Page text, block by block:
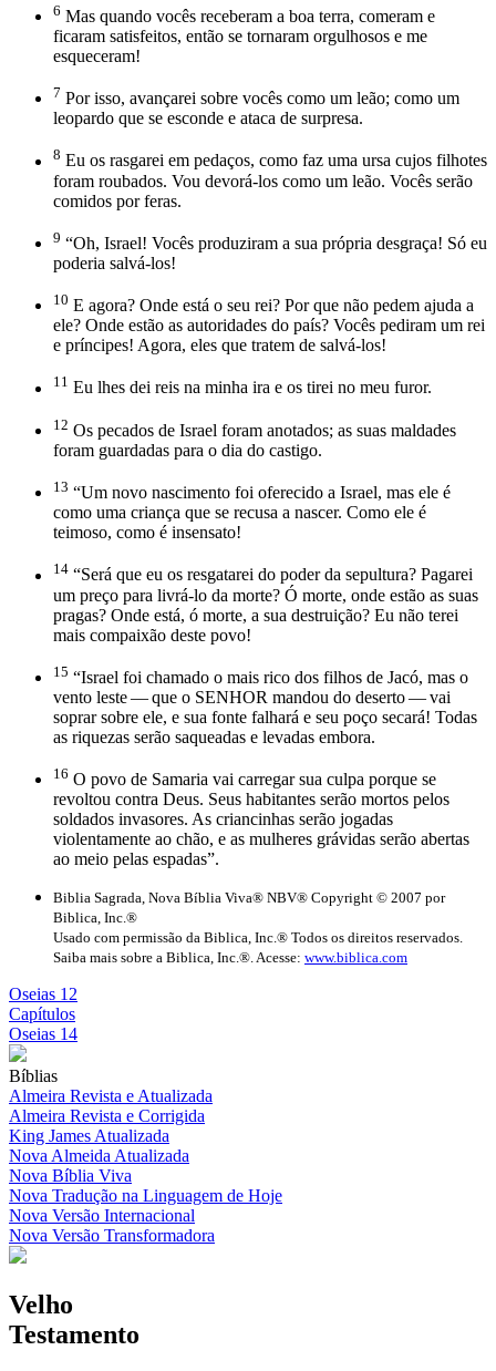
6 Mas quando vocês receberam a boa terra, comeram e
ficaram satisfeitos, então se tornaram orgulhosos e me
esqueceram!
7 Por isso, avançarei sobre vocês como um leão; como um
leopardo que se esconde e ataca de surpresa.
8 Eu os rasgarei em pedaços, como faz uma ursa cujos filhotes
foram roubados. Vou devorá-los como um leão. Vocês serão
comidos por feras.
9 “Oh, Israel! Vocês produziram a sua própria desgraça! Só eu
poderia salvá-los!
10 E agora? Onde está o seu rei? Por que não pedem ajuda a
ele? Onde estão as autoridades do país? Vocês pediram um rei
e príncipes! Agora, eles que tratem de salvá-los!
11 Eu lhes dei reis na minha ira e os tirei no meu furor.
12 Os pecados de Israel foram anotados; as suas maldades
foram guardadas para o dia do castigo.
13 “Um novo nascimento foi oferecido a Israel, mas ele é
como uma criança que se recusa a nascer. Como ele é
teimoso, como é insensato!
14 “Será que eu os resgatarei do poder da sepultura? Pagarei
um preço para livrá-lo da morte? Ó morte, onde estão as suas
pragas? Onde está, ó morte, a sua destruição? Eu não terei
mais compaixão deste povo!
15 “Israel foi chamado o mais rico dos filhos de Jacó, mas o
vento leste — que o SENHOR mandou do deserto — vai
soprar sobre ele, e sua fonte falhará e seu poço secará! Todas
as riquezas serão saqueadas e levadas embora.
16 O povo de Samaria vai carregar sua culpa porque se
revoltou contra Deus. Seus habitantes serão mortos pelos
soldados invasores. As criancinhas serão jogadas
violentamente ao chão, e as mulheres grávidas serão abertas
ao meio pelas espadas”.
Biblia Sagrada, Nova Bíblia Viva® NBV® Copyright © 2007 por
Biblica, Inc.®
Usado com permissão da Biblica, Inc.® Todos os direitos reservados.
Saiba mais sobre a Biblica, Inc.®. Acesse: www.biblica.com
Oseias 12
Capítulos
Oseias 14
Bíblias
Almeira Revista e Atualizada
Almeira Revista e Corrigida
King James Atualizada
Nova Almeida Atualizada
Nova Bíblia Viva
Nova Tradução na Linguagem de Hoje
Nova Versão Internacional
Nova Versão Transformadora
Velho
Testamento